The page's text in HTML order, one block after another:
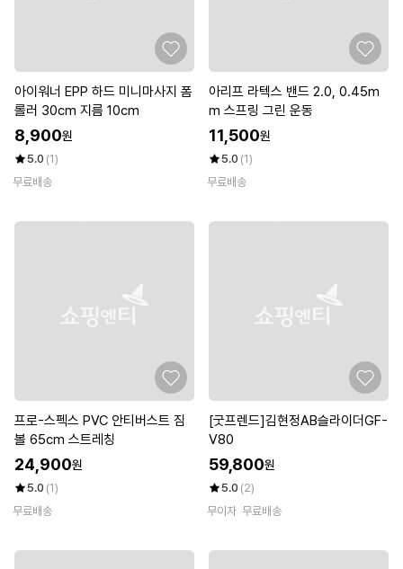
아이워너 EPP 하드 미니마사지 폼
롤러 30cm 지름 10cm
8,900원
5.0 (1)
무료배송
아리프 라텍스 밴드 2.0, 0.45m
m 스프링 그린 운동
11,500원
5.0 (1)
무료배송
프로-스펙스 PVC 안티버스트 짐
볼 65cm 스트레칭
24,900원
5.0 (1)
무료배송
[굿프렌드]김현정AB슬라이더GF-
V80
59,800원
5.0 (2)
무이자 무료배송